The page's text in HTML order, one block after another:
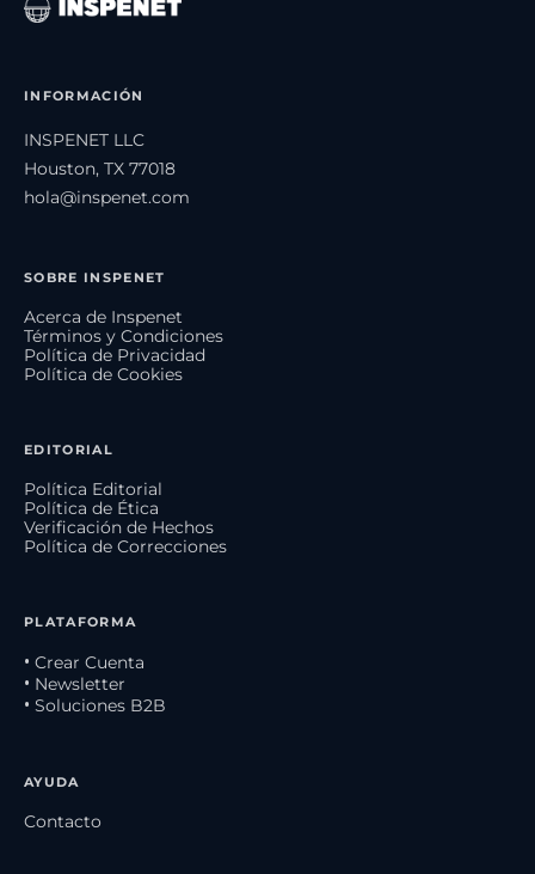
INFORMACIÓN
INSPENET LLC
Houston, TX 77018
hola@inspenet.com
SOBRE INSPENET
Acerca de Inspenet
Términos y Condiciones
Política de Privacidad
Política de Cookies
EDITORIAL
Política Editorial
Política de Ética
Verificación de Hechos
Política de Correcciones
PLATAFORMA
• Crear Cuenta
• Newsletter
• Soluciones B2B
AYUDA
Contacto